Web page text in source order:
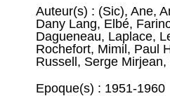
Auteur(s) : (Sic), Ane,
Dany Lang, Elbé,
Dagueneau, Laplace,
Rochefort, Mimil , Paul
Russell , Serge Mirjean,
Epoque(s) : 1951-1960